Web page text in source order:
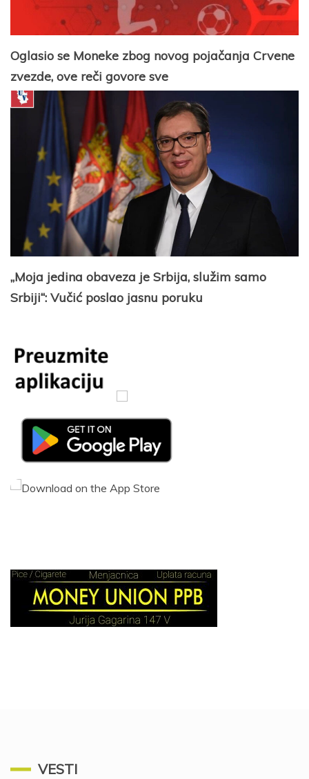
Oglasio se Moneke zbog novog pojačanja Crvene
zvezde, ove reči govore sve
„Moja jedina obaveza je Srbija, služim samo
Srbiji“: Vučić poslao jasnu poruku
VESTI